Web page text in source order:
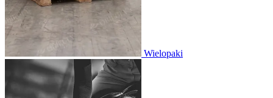
Wielopaki